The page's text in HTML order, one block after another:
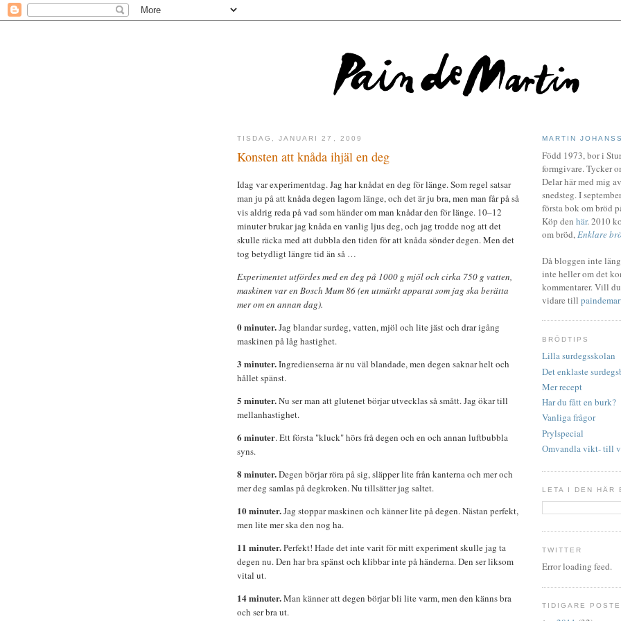
TISDAG, JANUARI 27, 2009
Konsten att knåda ihjäl en deg
Idag var experimentdag. Jag har knådat en deg för länge. Som regel satsar
man ju på att knåda degen lagom länge, och det är ju bra, men man får på så
vis aldrig reda på vad som händer om man knådar den för länge. 10–12
minuter brukar jag knåda en vanlig ljus deg, och jag trodde nog att det
skulle räcka med att dubbla den tiden för att knåda sönder degen. Men det
tog betydligt längre tid än så …
Experimentet utfördes med en deg på 1000 g mjöl och cirka 750 g vatten,
maskinen var en Bosch Mum 86 (en utmärkt apparat som jag ska berätta
mer om en annan dag).
0 minuter.Jag blandar surdeg, vatten, mjöl och lite jäst och drar igång
maskinen på låg hastighet.
3 minuter.Ingredienserna är nu väl blandade, men degen saknar helt och
hållet spänst.
5 minuter.Nu ser man att glutenet börjar utvecklas så smått. Jag ökar till
mellanhastighet.
6 minuter. Ett första "kluck" hörs frå degen och en och annan luftbubbla
syns.
8 minuter.Degen börjar röra på sig, släpper lite från kanterna och mer och
mer deg samlas på degkroken. Nu tillsätter jag saltet.
10 minuter.Jag stoppar maskinen och känner lite på degen. Nästan perfekt,
men lite mer ska den nog ha.
11 minuter.Perfekt! Hade det inte varit för mitt experiment skulle jag ta
degen nu. Den har bra spänst och klibbar inte på händerna. Den ser liksom
vital ut.
14 minuter.Man känner att degen börjar bli lite varm, men den känns bra
och ser bra ut.
MARTIN
Född 1973, bor i
formgivare. Tycker
Delar här med mig
snedsteg. I
första bok om bröd
Köp den här. 2010
om bröd,Enklare
Då bloggen inte
inte heller om det
kommentarer. Vill
vidare till
BRÖDTIPS
Lilla surdegsskolan
Det enklaste
Mer recept
Har du fått en burk?
Vanliga frågor
Prylspecial
Omvandla vikt- till
LETA I DEN HÄR
TWITTER
Error loading feed.
TIDIGARE